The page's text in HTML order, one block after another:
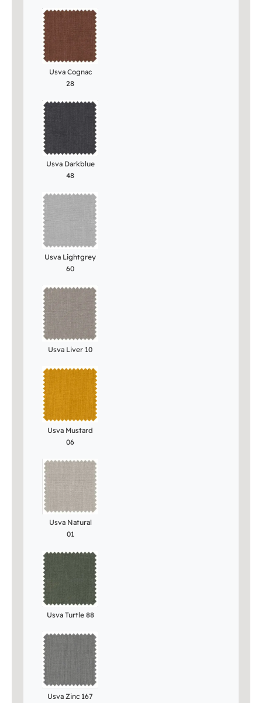
Usva Cognac
28
Usva Darkblue
48
Usva Lightgrey
60
Usva Liver 10
Usva Mustard
06
Usva Natural
01
Usva Turtle 88
Usva Zinc 167